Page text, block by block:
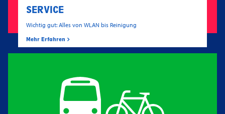
SERVICE
Wichtig gut: Alles von WLAN bis Reinigung
Mehr Erfahren